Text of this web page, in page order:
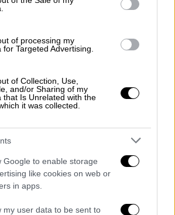
of processing my
Targeted Advertising.
of Collection, Use,
and/or Sharing of my
that Is Unrelated with the
it was collected.
Google to enable storage
like cookies on web or
in apps.
my user data to be sent to
τραυματισμούς
Μια τηλεφωνική
έκανε λόγο για
αυτό διαβιβάστηκε στους
πτήσεις αναβλήθηκαν ή
άλλο αεροδρόμιο.
, συμπεριλαμβανομένων
KLM 747, στάλθηκαν στην
περιμένουν έως ότου το
λήξη συναγερμού. Η
ώρες. Εν τω μεταξύ πυκνή
τυλίγει το αεροδρόμιο…